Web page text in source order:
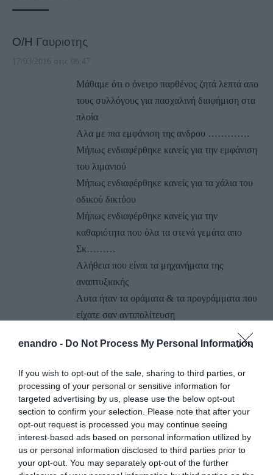
enandro - Do Not Process My Personal Information
If you wish to opt-out of the sale, sharing to third parties, or
processing of your personal or sensitive information for
targeted advertising by us, please use the below opt-out
section to confirm your selection. Please note that after your
opt-out request is processed you may continue seeing
interest-based ads based on personal information utilized by
us or personal information disclosed to third parties prior to
your opt-out. You may separately opt-out of the further
Ο/Η Γαυριοτης
17/03/2016 στις 06:47
Μάθαμε ότι ο όνειρο παρθένος ζητά λεπτά απο
τους συλλόγους για πασχαλινή διαφήμιση στα
πλοία
Αλα με πια εμφάνιση της ανδρου ………….
Μήπως ενδιαφέρθηκε κανείς για την εμφάνιση
του λιμανιού
Μήπως ενδιαφέρθηκε κανείς για τα χάλια του
οδικού δικτύου
Μήπως ενδιαφέρθηκε κανείς για την
καθαριότητα που όλα τα στενά γεμάτα απο
Σκ………
Αλήθεια που είναι τα μηχανήματα της
αναπτυξιακής
Αυτα ήταν τα οράματα & τα προγράμματα που
είχατε σαν αντιπολίτευση
Και συνεχίζονται ………………
ΑΠΆΝΤΗΣΗ
Ο/ΗΜαγαζατωρας Αγορας
14/03/2016 στις 15:22
ΘΕΟΔΟΣΗ ΣΟΥΣΟΥΔΗ σ΄ ευχαριστουμε για
την υπεροχη διοργανωση. Και του χρονου!